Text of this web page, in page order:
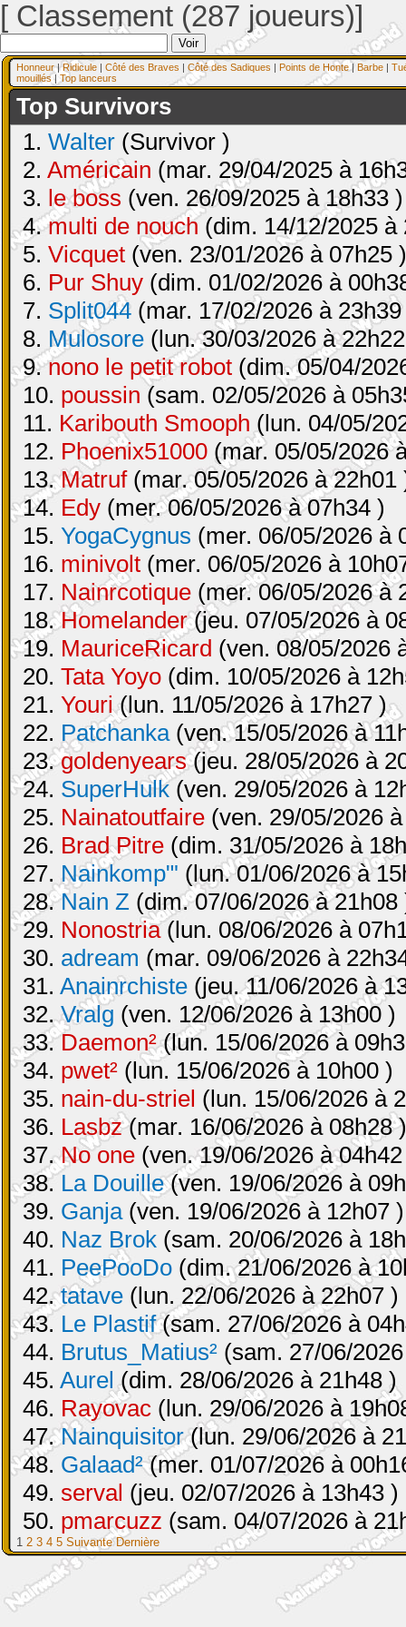
[ Classement (287 joueurs)]
Honneur|Ridicule | Côté des Braves | Côté des Sadiques | Points de Honte| Barbe |
mouillés| Top lanceurs
Top Survivors
1. Walter (Survivor )
2. Américain (mar. 29/04/2025 à
3. le boss (ven. 26/09/2025 à 18h33 )
4.multi de nouch(dim. 14/12/2025 à
5. Vicquet (ven. 23/01/2026 à 07h25 )
6. Pur Shuy (dim. 01/02/2026 à
7. Split044 (mar. 17/02/2026 à
8. Mulosore (lun. 30/03/2026 à
9.nono le petit robot (dim. 05/04/
10. poussin (sam. 02/05/2026 à
11. Karibouth Smooph (lun. 04/05/
12. Phoenix51000 (mar. 05/05/2026
13.Matruf(mar. 05/05/2026 à 22h01
14. Edy (mer. 06/05/2026 à 07h34 )
15. YogaCygnus (mer. 06/05/2026 à
16. minivolt (mer. 06/05/2026 à
17. Nainrcotique (mer. 06/05/2026 à
18.Homelander(jeu. 07/05/2026 à
19. MauriceRicard (ven. 08/05/2026
20. Tata Yoyo (dim. 10/05/2026 à
21. Youri(lun. 11/05/2026 à 17h27 )
22. Patchanka(ven. 15/05/2026 à
23.goldenyears(jeu. 28/05/2026 à
24. SuperHulk (ven. 29/05/2026 à
25. Nainatoutfaire (ven. 29/05/2026
26. Brad Pitre (dim. 31/05/2026 à
27. Nainkomp"' (lun. 01/06/2026 à
28.Nain Z (dim. 07/06/2026 à 21h08
29. Nonostria(lun. 08/06/2026 à
30. adream (mar. 09/06/2026 à
31. Anainrchiste (jeu. 11/06/2026 à
32.Vralg (ven. 12/06/2026 à 13h00 )
33.Daemon²(lun. 15/06/2026 à
34. pwet² (lun. 15/06/2026 à 10h00 )
35. nain-du-striel (lun. 15/06/2026 à
36. Lasbz(mar. 16/06/2026 à 08h28 )
37.No one (ven. 19/06/2026 à
38. La Douille(ven. 19/06/2026 à
39. Ganja(ven. 19/06/2026 à 12h07 )
40. Naz Brok (sam. 20/06/2026 à
41. PeePooDo (dim. 21/06/2026 à
42.tatave (lun. 22/06/2026 à 22h07 )
43. Le Plastif(sam. 27/06/2026 à
44. Brutus_Matius² (sam. 27/06/
45. Aurel(dim. 28/06/2026 à 21h48 )
46. Rayovac (lun. 29/06/2026 à
47.Nainquisitor(lun. 29/06/2026 à
48. Galaad²(mer. 01/07/2026 à
49. serval (jeu. 02/07/2026 à 13h43 )
50. pmarcuzz (sam. 04/07/2026 à
1 2 3 4 5 Suivante Dernière